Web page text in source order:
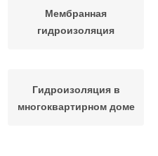
Мембранная
гидроизоляция
Гидроизоляция в
многоквартирном доме